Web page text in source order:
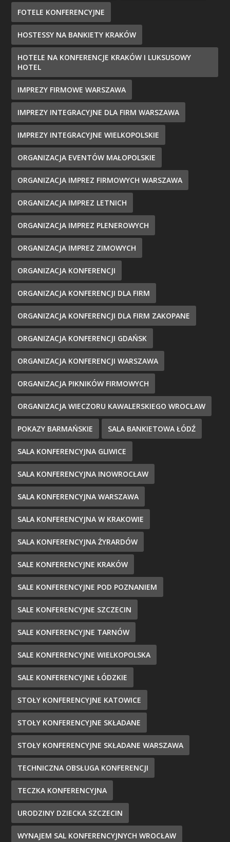
FOTELE KONFERENCYJNE
HOSTESSY NA BANKIETY KRAKÓW
HOTELE NA KONFERENCJE KRAKÓW I LUKSUSOWY
HOTEL
IMPREZY FIRMOWE WARSZAWA
IMPREZY INTEGRACYJNE DLA FIRM WARSZAWA
IMPREZY INTEGRACYJNE WIELKOPOLSKIE
ORGANIZACJA EVENTÓW MAŁOPOLSKIE
ORGANIZACJA IMPREZ FIRMOWYCH WARSZAWA
ORGANIZACJA IMPREZ LETNICH
ORGANIZACJA IMPREZ PLENEROWYCH
ORGANIZACJA IMPREZ ZIMOWYCH
ORGANIZACJA KONFERENCJI
ORGANIZACJA KONFERENCJI DLA FIRM
ORGANIZACJA KONFERENCJI DLA FIRM ZAKOPANE
ORGANIZACJA KONFERENCJI GDAŃSK
ORGANIZACJA KONFERENCJI WARSZAWA
ORGANIZACJA PIKNIKÓW FIRMOWYCH
ORGANIZACJA WIECZORU KAWALERSKIEGO WROCŁAW
POKAZY BARMAŃSKIE SALA BANKIETOWA ŁÓDŹ
SALA KONFERENCYJNA GLIWICE
SALA KONFERENCYJNA INOWROCŁAW
SALA KONFERENCYJNA WARSZAWA
SALA KONFERENCYJNA W KRAKOWIE
SALA KONFERENCYJNA ŻYRARDÓW
SALE KONFERENCYJNE KRAKÓW
SALE KONFERENCYJNE POD POZNANIEM
SALE KONFERENCYJNE SZCZECIN
SALE KONFERENCYJNE TARNÓW
SALE KONFERENCYJNE WIELKOPOLSKA
SALE KONFERENCYJNE ŁÓDZKIE
STOŁY KONFERENCYJNE KATOWICE
STOŁY KONFERENCYJNE SKŁADANE
STOŁY KONFERENCYJNE SKŁADANE WARSZAWA
TECHNICZNA OBSŁUGA KONFERENCJI
TECZKA KONFERENCYJNA
URODZINY DZIECKA SZCZECIN
WYNAJEM SAL KONFERENCYJNYCH WROCŁAW